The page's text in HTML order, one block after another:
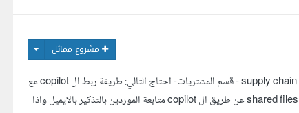
مشروع مماثل
احتاج الى شخص خبره لتدريبي على برنامج ال copilot -AI الافضليه للشخص الذي لديه خبره في مجال supply chain - قسم المشتريات- احتاج التالي: طريقة ربط ال copilot مع
المايكروسوفت اوفيس التذكير بالمهام الربط مع الايميل ال outlook حفظ الملفات المهمه من الايميل الى shared files عن طريق ال copilot متابعة الموردين بالتذكير بالايميل واذا